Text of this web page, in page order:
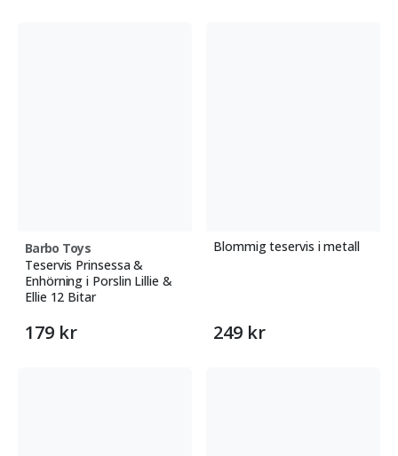
Barbo Toys
Teservis Prinsessa &
Enhörning i Porslin Lillie &
Ellie 12 Bitar
179 kr
Blommig teservis i metall
249 kr